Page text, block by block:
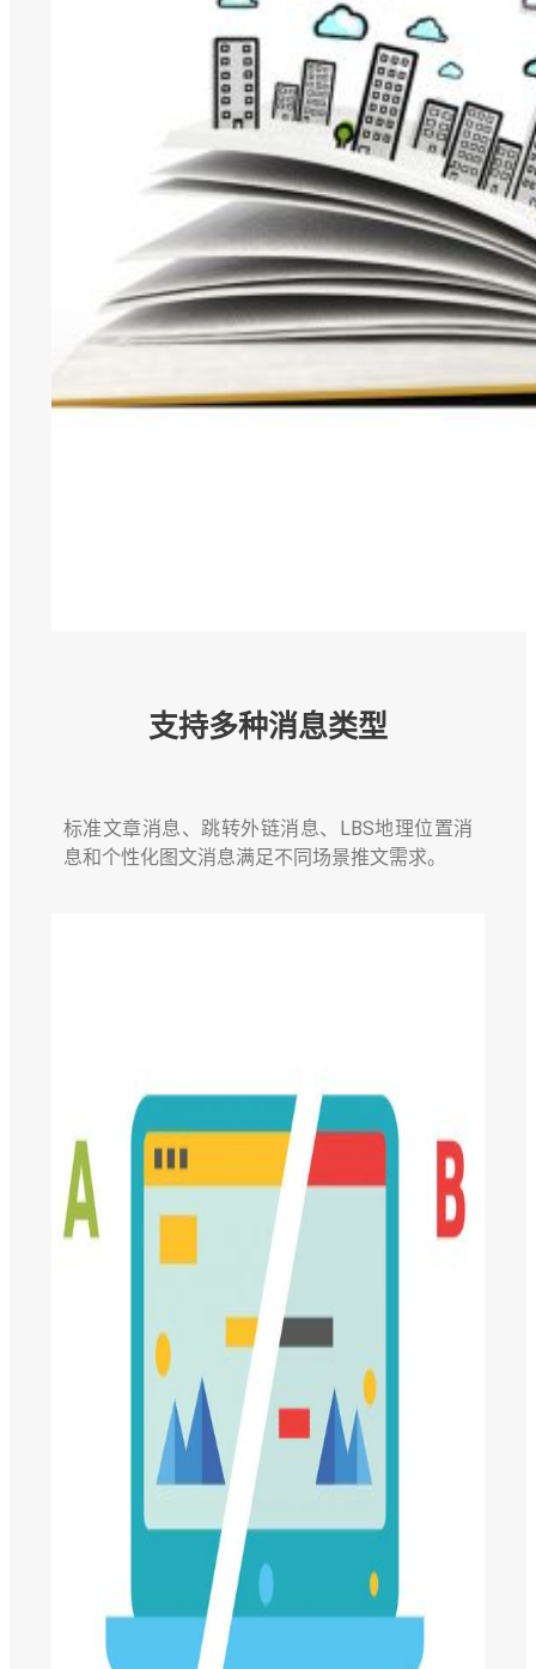
支持多种消息类型
标准文章消息、跳转外链消息、LBS地理位置消
息和个性化图文消息满足不同场景推文需求。